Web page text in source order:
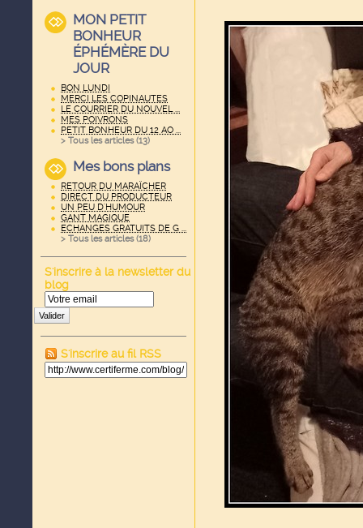
MON PETIT
BONHEUR
ÉPHÉMÈRE DU
JOUR
BON LUNDI
MERCI LES COPINAUTES
LE COURRIER DU NOUVEL ...
MES POIVRONS
PETIT BONHEUR DU 12 AO ...
> Tous les articles (13)
Mes bons plans
RETOUR DU MARAÏCHER
DIRECT DU PRODUCTEUR
UN PEU D'HUMOUR
GANT MAGIQUE
ECHANGES GRATUITS DE G ...
> Tous les articles (18)
S'inscrire à la newsletter du
blog
Valider
S'inscrire au fil RSS